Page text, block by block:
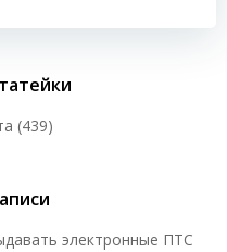
(439)
электронные ПТС